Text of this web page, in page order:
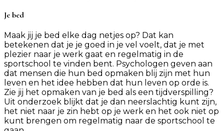
Je bed
Maak jij je bed elke dag netjes op? Dat kan
betekenen dat je je goed in je vel voelt, dat je met
plezier naar je werk gaat en regelmatig in de
sportschool te vinden bent. Psychologen geven aan
dat mensen die hun bed opmaken blij zijn met hun
leven en het idee hebben dat hun leven op orde is.
Zie jij het opmaken van je bed als een tijdverspilling?
Uit onderzoek blijkt dat je dan neerslachtig kunt zijn,
het niet naar je zin hebt op je werk en het ook niet op
kunt brengen om regelmatig naar de sportschool te